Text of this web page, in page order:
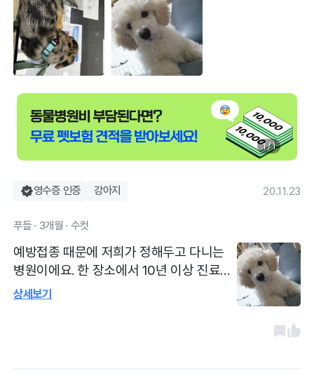
1 / 1
영수증 인증 강아지 20.11.23
푸들 · 3개월 · 수컷
예방접종 때문에 저희가 정해두고 다니는
병원이에요. 한 장소에서 10년 이상 진료하
신 원장님이고 엄청 친절하세요 계속 여기
상세보기